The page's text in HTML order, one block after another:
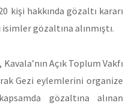
kişi hakkında gözaltı kararı
gözaltına alınmıştı.
Açık Toplum Vakfı
Gezi eylemlerini organize
gözaltına alınan